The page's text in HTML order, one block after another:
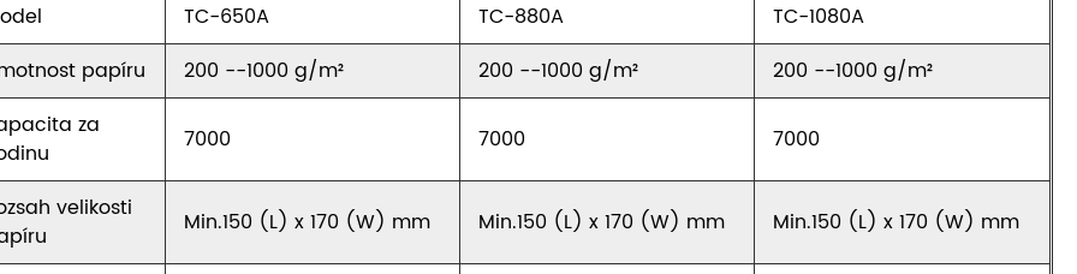
TC-650A TC-880A
TC-1080A
papíru
200 --1000 g/m² 200 --1000 g/m²
200 --1000 g/m²
za
7000 7000 7000
velikosti
Min.150 (L) x 170 (W) mm Min.150 (L) x 170 (W) mm Min.150 (L) x 170 (W) mm